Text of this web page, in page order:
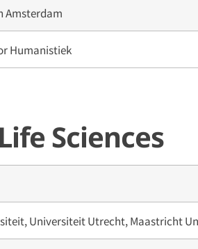
Amsterdam
Humanistiek
Sciences
Universiteit Utrecht, Maastricht